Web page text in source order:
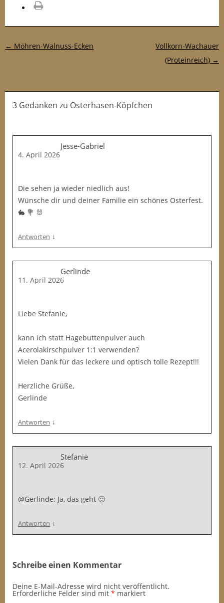
Post-Navigation
← Möhren-Walnuss-Ecken
Vollkorn-Wachauer
(Proteinreich) →
3 Gedanken zu Osterhasen-Köpfchen
Jesse-Gabriel
4. April 2026
Die sehen ja wieder niedlich aus!
Wünsche dir und deiner Familie ein schönes Osterfest.
🐇 💐 🐰
Antworten ↓
Gerlinde
11. April 2026
Liebe Stefanie,
kann ich statt Hagebuttenpulver auch
Acerolakirschpulver 1:1 verwenden?
Vielen Dank für das leckere und optisch tolle Rezept!!!
Herzliche Grüße,
Gerlinde
Antworten ↓
Stefanie
12. April 2026
@Gerlinde: Ja, das geht 🙂
Antworten ↓
Schreibe einen Kommentar
Deine E-Mail-Adresse wird nicht veröffentlicht.
Erforderliche Felder sind mit * markiert